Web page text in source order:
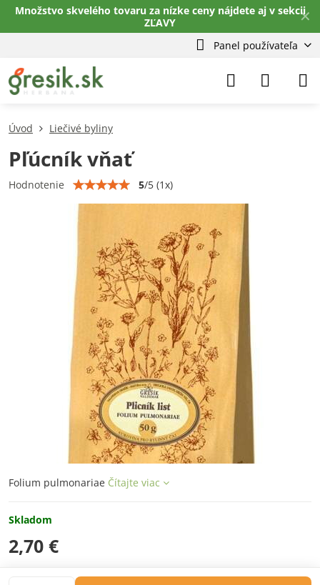
✕
Množstvo skvelého tovaru za nízke ceny nájdete aj v sekcii
ZĽAVY
Panel používateľa
Úvod Liečivé byliny
Pľúcník vňať
Hodnotenie 5/5 (1x)
Folium pulmonariae Čítajte viac
Skladom
2,70 €